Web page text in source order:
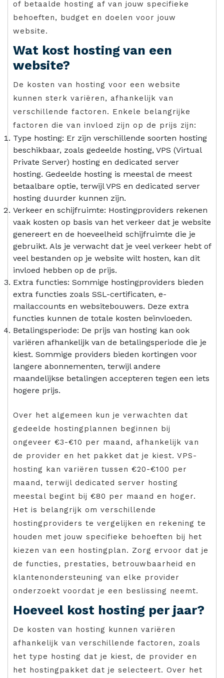
of betaalde hosting af van jouw specifieke
behoeften, budget en doelen voor jouw
website.
Wat kost hosting van een
website?
De kosten van hosting voor een website
kunnen sterk variëren, afhankelijk van
verschillende factoren. Enkele belangrijke
factoren die van invloed zijn op de prijs zijn:
Type hosting: Er zijn verschillende soorten hosting
beschikbaar, zoals gedeelde hosting, VPS (Virtual
Private Server) hosting en dedicated server
hosting. Gedeelde hosting is meestal de meest
betaalbare optie, terwijl VPS en dedicated server
hosting duurder kunnen zijn.
Verkeer en schijfruimte: Hostingproviders rekenen
vaak kosten op basis van het verkeer dat je website
genereert en de hoeveelheid schijfruimte die je
gebruikt. Als je verwacht dat je veel verkeer hebt of
veel bestanden op je website wilt hosten, kan dit
invloed hebben op de prijs.
Extra functies: Sommige hostingproviders bieden
extra functies zoals SSL-certificaten, e-
mailaccounts en websitebouwers. Deze extra
functies kunnen de totale kosten beïnvloeden.
Betalingsperiode: De prijs van hosting kan ook
variëren afhankelijk van de betalingsperiode die je
kiest. Sommige providers bieden kortingen voor
langere abonnementen, terwijl andere
maandelijkse betalingen accepteren tegen een iets
hogere prijs.
Over het algemeen kun je verwachten dat
gedeelde hostingplannen beginnen bij
ongeveer €3-€10 per maand, afhankelijk van
de provider en het pakket dat je kiest. VPS-
hosting kan variëren tussen €20-€100 per
maand, terwijl dedicated server hosting
meestal begint bij €80 per maand en hoger.
Het is belangrijk om verschillende
hostingproviders te vergelijken en rekening te
houden met jouw specifieke behoeften bij het
kiezen van een hostingplan. Zorg ervoor dat je
de functies, prestaties, betrouwbaarheid en
klantenondersteuning van elke provider
onderzoekt voordat je een beslissing neemt.
Hoeveel kost hosting per jaar?
De kosten van hosting kunnen variëren
afhankelijk van verschillende factoren, zoals
het type hosting dat je kiest, de provider en
het hostingpakket dat je selecteert. Over het